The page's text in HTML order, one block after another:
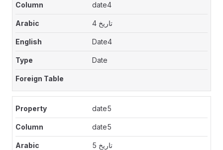
date4
تاريخ 4
Date4
Date
date5
date5
تاريخ 5